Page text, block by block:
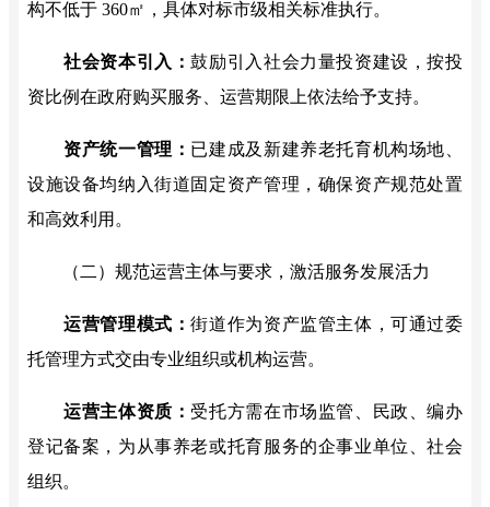
构不低于 360㎡，具体对标市级相关标准执行。
社会资本引入：鼓励引入社会力量投资建设，按投
资比例在政府购买服务、运营期限上依法给予支持。
资产统一管理： 已建成及新建养老托育机构场地、
设施设备均纳入街道固定资产管理，确保资产规范处置
和高效利用。
（二）规范运营主体与要求，激活服务发展活力
运营管理模式：街道作为资产监管主体，可通过委
托管理方式交由专业组织或机构运营。
运营主体资质： 受托方需在市场监管、民政、编办
登记备案，为从事养老或托育服务的企事业单位、社会
组织。